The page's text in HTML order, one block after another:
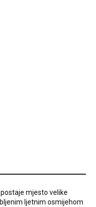
mjesto velike
ljetnim osmijehom